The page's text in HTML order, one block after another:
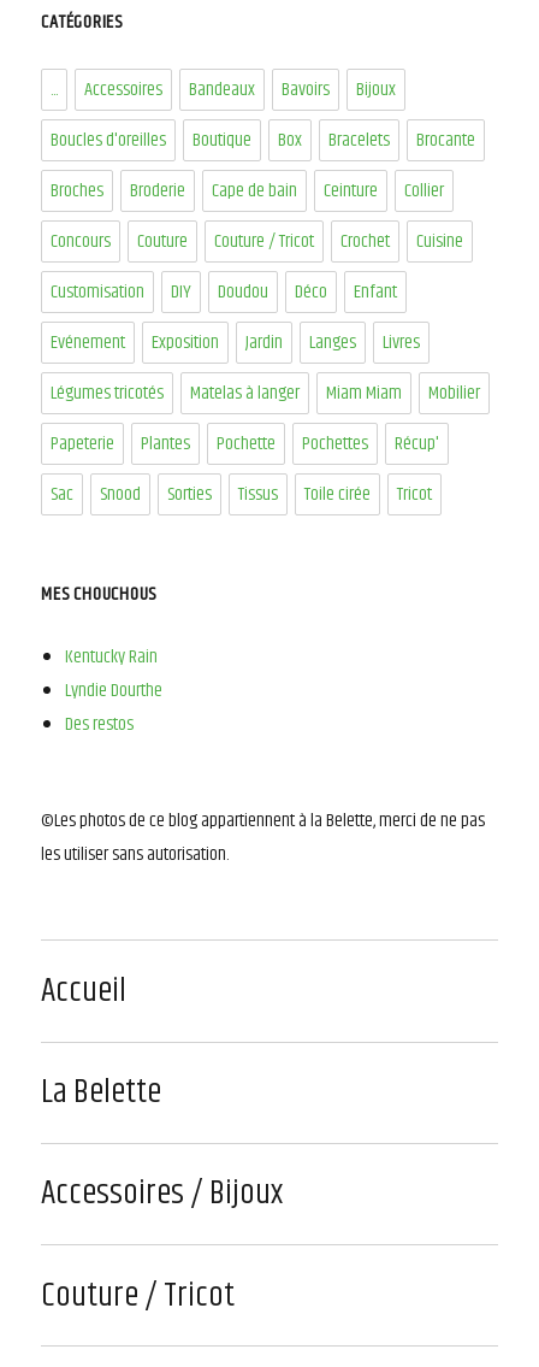
CATÉGORIES
... Accessoires Bandeaux Bavoirs
Bijoux
Boucles d'oreilles
Boutique Box Bracelets
Brocante
Broches
Broderie Cape de bain Ceinture
Collier
Concours
Couture Couture / Tricot Crochet
Cuisine
Customisation
DIY Doudou Déco
Enfant
Evénement
Exposition Jardin Langes
Livres
Légumes tricotés
Matelas à langer Miam Miam
Mobilier
Papeterie
Plantes Pochette Pochettes
Récup'
Sac
Snood Sorties Tissus Toile cirée Tricot
MES CHOUCHOUS
Kentucky Rain
Lyndie Dourthe
Des restos
©Les photos de ce blog appartiennent à la Belette, merci de ne pas
les utiliser sans autorisation.
Accueil
La Belette
Accessoires / Bijoux
Couture / Tricot